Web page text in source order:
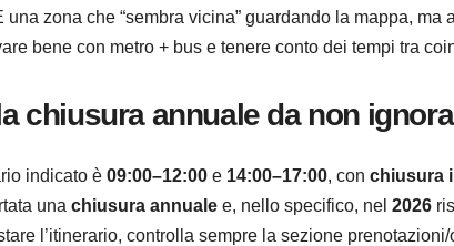
una zona che “sembra vicina” guardando la mappa,
bene con metro + bus e tenere conto dei tempi tra
chiusura annuale da non
indicato è 09:00–12:00 e 14:00–17:00, con chiusura
una chiusura annuale e, nello specifico, nel 2026
l’itinerario, controlla sempre la sezione prenotazioni/